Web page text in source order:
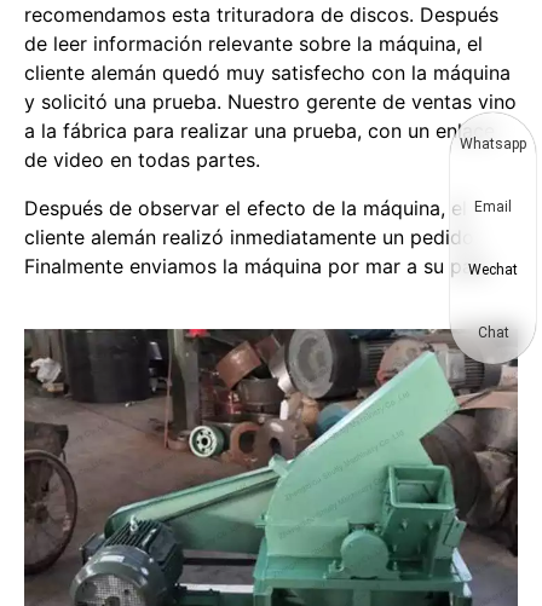
recomendamos esta trituradora de discos. Después
de leer información relevante sobre la máquina, el
cliente alemán quedó muy satisfecho con la máquina
y solicitó una prueba. Nuestro gerente de ventas vino
a la fábrica para realizar una prueba, con un enlace
de video en todas partes.
Después de observar el efecto de la máquina, el
cliente alemán realizó inmediatamente un pedido.
Finalmente enviamos la máquina por mar a su país.
Whatsapp
Email
Wechat
Chat